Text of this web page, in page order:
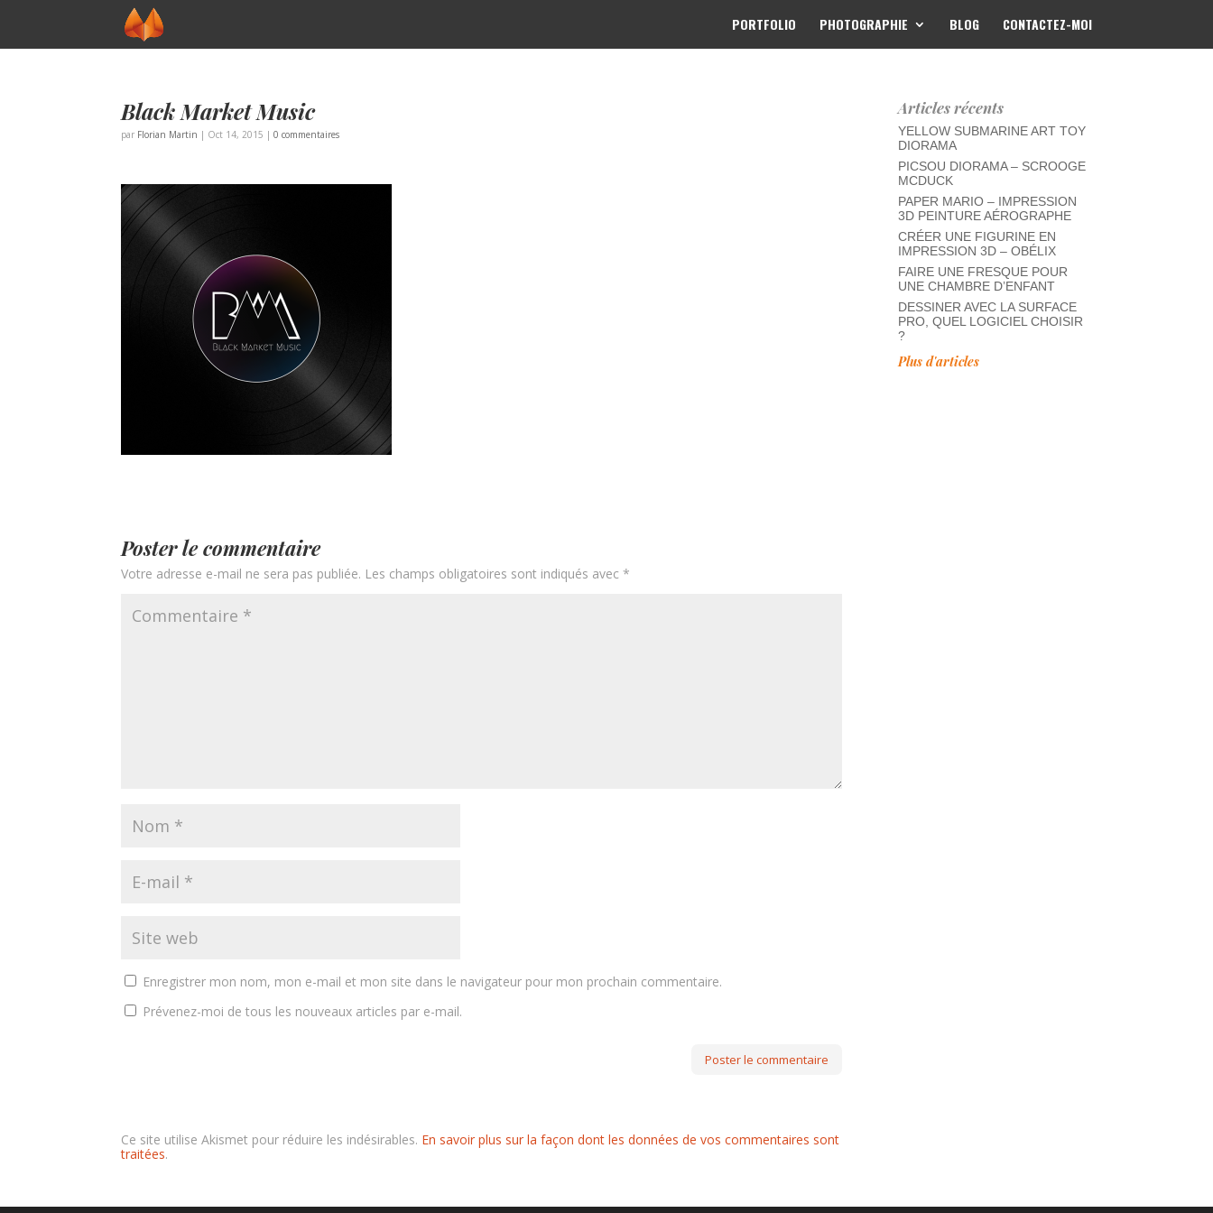
PORTFOLIO PHOTOGRAPHIE BLOG CONTACTEZ-MOI
Black Market Music
par Florian Martin | Oct 14, 2015 |0 commentaires
Poster le commentaire
Votre adresse e-mail ne sera pas publiée. Les champs obligatoires sont indiqués avec*
Enregistrer mon nom, mon e-mail et mon site dans le navigateur pour mon prochain commentaire.
Prévenez-moi de tous les nouveaux articles par e-mail.
Ce site utilise Akismet pour réduire les indésirables. En savoir plus sur la façon dont les données de vos commentaires sont
traitées.
Articles récents
YELLOW SUBMARINE ART TOY
DIORAMA
PICSOU DIORAMA – SCROOGE
MCDUCK
PAPER MARIO – IMPRESSION
3D PEINTURE AÉROGRAPHE
CRÉER UNE FIGURINE EN
IMPRESSION 3D – OBÉLIX
FAIRE UNE FRESQUE POUR
UNE CHAMBRE D’ENFANT
DESSINER AVEC LA SURFACE
PRO, QUEL LOGICIEL CHOISIR
?
Plus d'articles